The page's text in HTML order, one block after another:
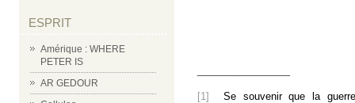
ESPRIT
Amérique : WHERE
PETER IS
AR GEDOUR
[1]
Se souvenir que la